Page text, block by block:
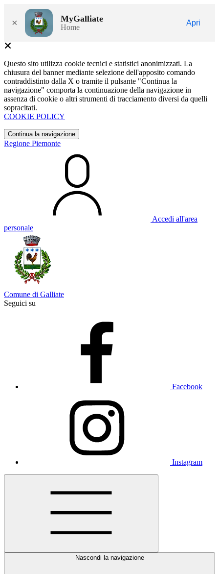
× MyGalliate
Home
Apri
Questo sito utilizza cookie tecnici e statistici anonimizzati. La
chiusura del banner mediante selezione dell'apposito comando
contraddistinto dalla X o tramite il pulsante "Continua la
navigazione" comporta la continuazione della navigazione in
assenza di cookie o altri strumenti di tracciamento diversi da quelli
sopracitati.
COOKIE POLICY
Continua la navigazione
Regione Piemonte
Accedi all'area
personale
Comune di Galliate
Seguici su
Facebook
Instagram
Nascondi la navigazione